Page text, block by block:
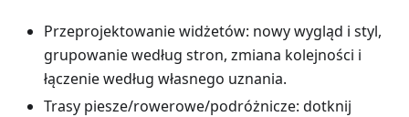
Przeprojektowanie widżetów: nowy wygląd i styl,
grupowanie według stron, zmiana kolejności i
łączenie według własnego uznania.
Trasy piesze/rowerowe/podróżnicze: dotknij